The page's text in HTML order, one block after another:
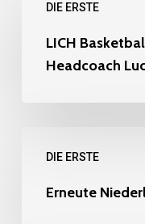
DIE ERSTE
Basketball
setzt
bleibt
LICH
Headcoach
DIE ERSTE
Niederlage
Erneute